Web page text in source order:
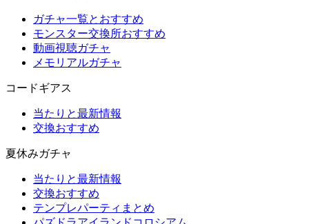
ガチャ一覧とおすすめ
モンスター交換所おすすめ
動画視聴ガチャ
メモリアルガチャ
コードギアス
当たりと最新情報
交換おすすめ
夏休みガチャ
当たりと最新情報
交換おすすめ
テンプレパーティまとめ